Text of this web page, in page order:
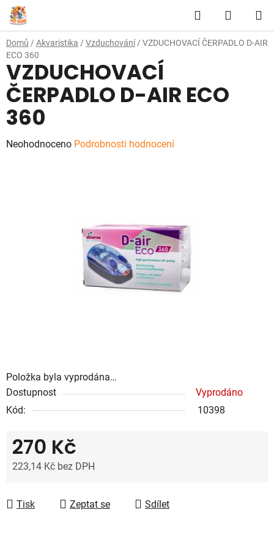
Přejít
na
obsah
Hledat
KOŠÍK
Domů / Akvaristika / Vzduchování / VZDUCHOVACÍ ČERPADLO D-AIR
ECO 360
Položka byla vyprodána…
Dostupnost
Vyprodáno
Kód:
10398
270 Kč
223,14 Kč bez DPH
Tisk
Zeptat se Sdílet
VZDUCHOVACÍ
ČERPADLO D-AIR ECO
360
Průměrné
Neohodnoceno Podrobnosti hodnocení